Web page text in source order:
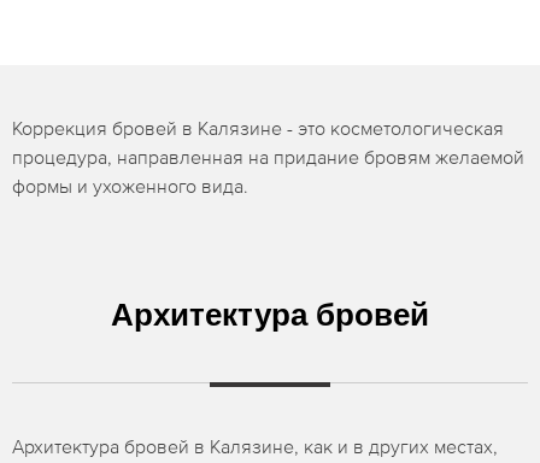
Коррекция бровей в Калязине - это косметологическая
процедура, направленная на придание бровям желаемой
формы и ухоженного вида.
Архитектура бровей
Архитектура бровей в Калязине, как и в других местах,